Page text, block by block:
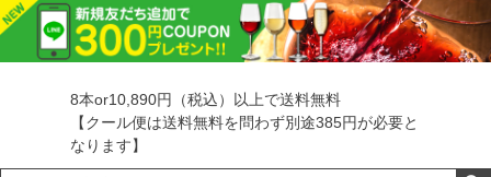
8本or10,890円（税込）以上で送料無料
【クール便は送料無料を問わず別途385円が必要と
なります】